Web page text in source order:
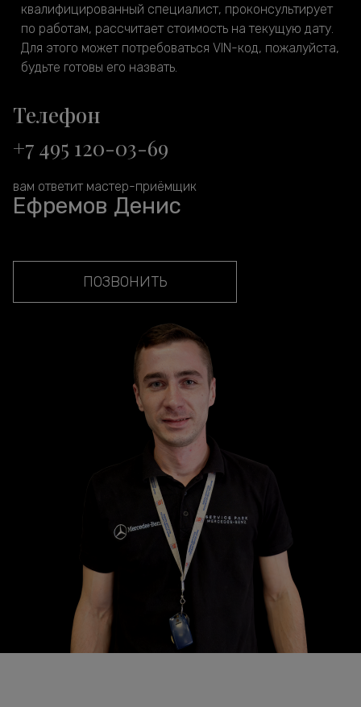
квалифицированный специалист, проконсультирует
по работам, рассчитает стоимость на текущую дату.
Для этого может потребоваться VIN-код, пожалуйста,
будьте готовы его назвать.
Телефон
+7 495 120-03-69
вам ответит мастер-приёмщик
Ефремов Денис
ПОЗВОНИТЬ